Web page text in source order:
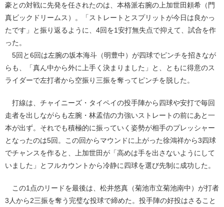
豪との対戦に先発を任されたのは、本格派右腕の上加世田頼希（門
真ビックドリームス）。「ストレートとスプリットが今日は良かっ
たです」と振り返るように、4回を1安打無失点で抑えて、試合を作
った。
5回と6回は左腕の坂本海斗（明豊中）が四球でピンチを招きなが
らも、「真ん中から外に上手く決まりました」と、ともに得意のス
ライダーで左打者から空振り三振を奪ってピンチを脱した。
打線は、チャイニーズ・タイペイの投手陣から四球や安打で毎回
走者を出しながらも左腕・林孟佶の力強いストレートの前にあと一
本が出ず。それでも積極的に振っていく姿勢が相手のプレッシャー
となったのは5回。この回からマウンドに上がった徐鴻祥から3四球
でチャンスを作ると、上加世田が「高めは手を出さないようにして
いました」とフルカウントから冷静に四球を選び先制に成功した。
この1点のリードを最後は、松井悠真（菊池市立菊池南中）が打者
3人から2三振を奪う完璧な投球で締めた。投手陣の好投はさること